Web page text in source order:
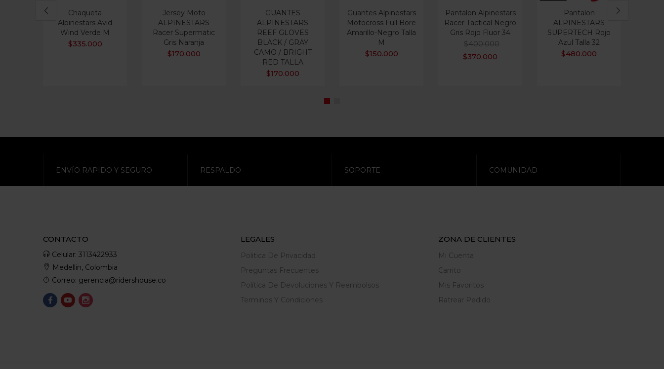
Chaqueta
Alpinestars Avid
Wind Verde M
$335.000
Jersey Moto
ALPINESTARS
Racer Supermatic
Gris Naranja
$170.000
GUANTES
ALPINESTARS
REEF GLOVES
BLACK / GRAY
CAMO / BRIGHT
RED TALLA
$170.000
Guantes Alpinestars
Motocross Full Bore
Amarillo-Negro Talla
M
$150.000
Pantalon Alpinestars
Racer Tactical Negro
Gris Rojo Fluor 34
$400.000
$370.000
Pantalon
ALPINESTARS
SUPERTECH Rojo
Azul Talla 32
$480.000
ENVÍO RAPIDO Y SEGURO RESPALDO SOPORTE COMUNIDAD
CONTACTO
Celular: 3113422933
Medellin, Colombia
Correo: gerencia@ridershouse.co
LEGALES
Politica De Privacidad
Preguntas Frecuentes
Política De Devoluciones Y Reembolsos
Terminos Y Condiciones
ZONA DE CLIENTES
Mi Cuenta
Carrito
Mis Favoritos
Ratrear Pedido